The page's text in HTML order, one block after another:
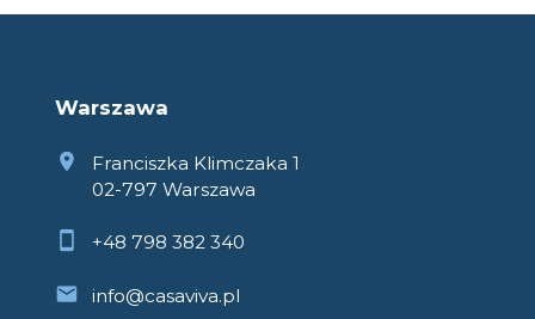
Warszawa
Franciszka Klimczaka 1
02-797 Warszawa
+48 798 382 340
info@casaviva.pl